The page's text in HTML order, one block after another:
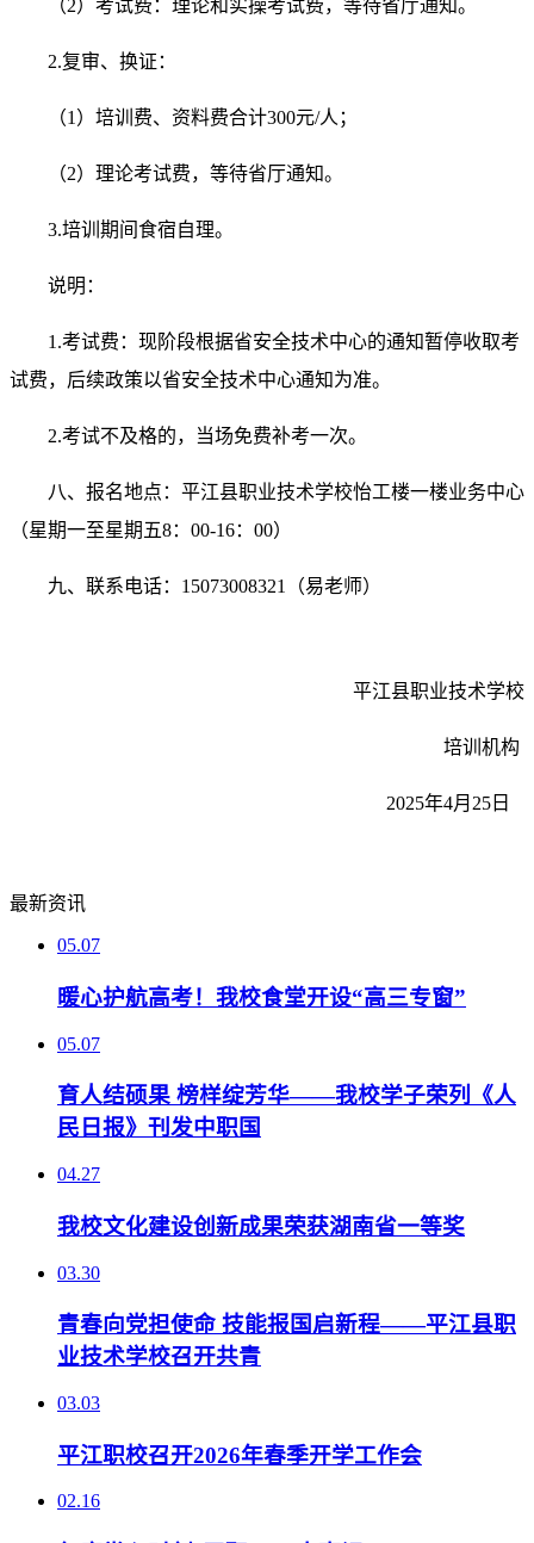
（2）考试费：理论和实操考试费，等待省厅通知。
2.复审、换证：
（1）培训费、资料费合计300元/人；
（2）理论考试费，等待省厅通知。
3.培训期间食宿自理。
说明：
1.考试费：现阶段根据省安全技术中心的通知暂停收取考
试费，后续政策以省安全技术中心通知为准。
2.考试不及格的， 当场免费补考一次。
八、报名地点：平江县职业技术学校怡工楼一楼业务中心
（星期一至星期五8：00-16：00）
九、联系电话：15073008321（易老师）
平江县职业技术学校
培训机构
2025年4月25日
最新资讯
05.07
暖心护航高考！我校食堂开设“高三专窗”
05.07
育人结硕果 榜样绽芳华——我校学子荣列《人
民日报》刊发中职国
04.27
我校文化建设创新成果荣获湖南省一等奖
03.30
青春向党担使命 技能报国启新程——平江县职
业技术学校召开共青
03.03
平江职校召开2026年春季开学工作会
02.16